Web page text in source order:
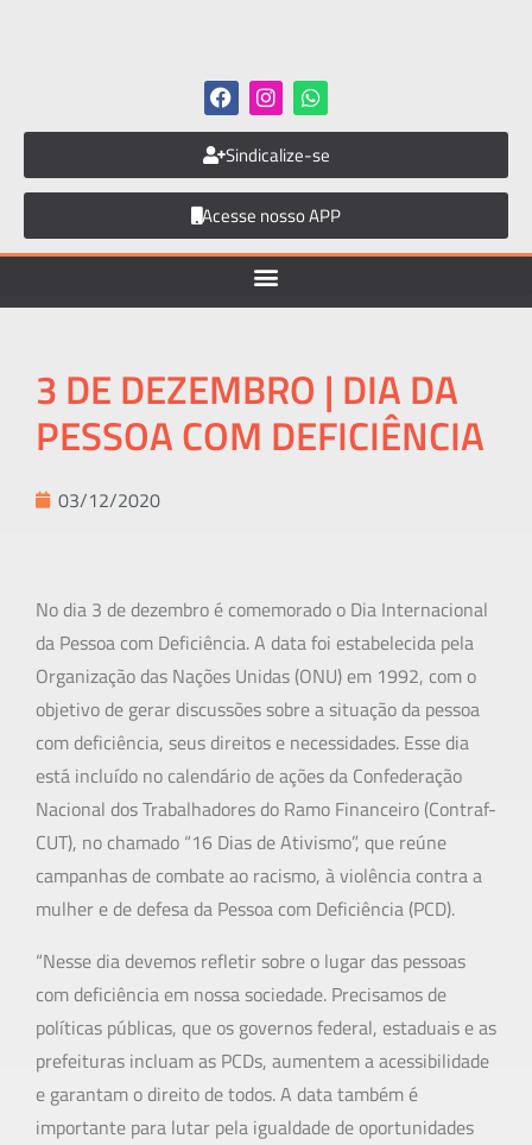
Sindicalize-se
Acesse nosso APP
3 DE DEZEMBRO | DIA DA
PESSOA COM DEFICIÊNCIA
03/12/2020
No dia 3 de dezembro é comemorado o Dia Internacional
da Pessoa com Deficiência. A data foi estabelecida pela
Organização das Nações Unidas (ONU) em 1992, com o
objetivo de gerar discussões sobre a situação da pessoa
com deficiência, seus direitos e necessidades. Esse dia
está incluído no calendário de ações da Confederação
Nacional dos Trabalhadores do Ramo Financeiro (Contraf-
CUT), no chamado “16 Dias de Ativismo”, que reúne
campanhas de combate ao racismo, à violência contra a
mulher e de defesa da Pessoa com Deficiência (PCD).
“Nesse dia devemos refletir sobre o lugar das pessoas
com deficiência em nossa sociedade. Precisamos de
políticas públicas, que os governos federal, estaduais e as
prefeituras incluam as PCDs, aumentem a acessibilidade
e garantam o direito de todos. A data também é
importante para lutar pela igualdade de oportunidades